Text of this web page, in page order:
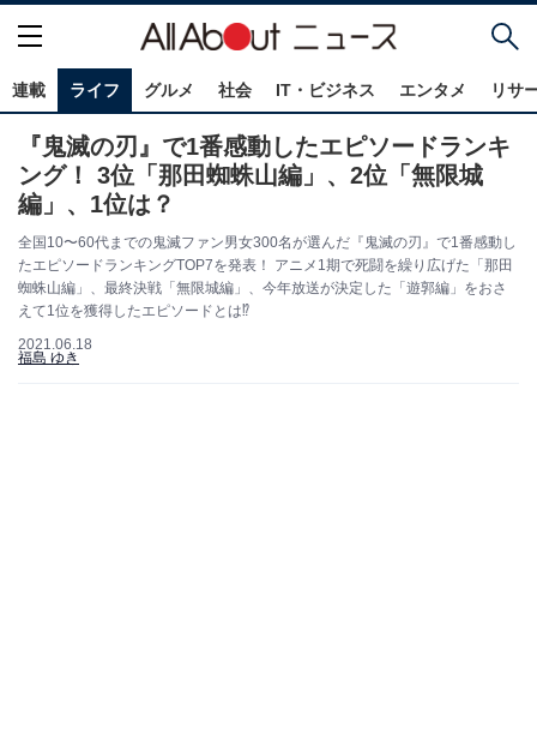
連載 ライフ グルメ 社会 IT・ビジネス エンタメ リサ
『鬼滅の刃』で1番感動したエピソードランキ
ング！ 3位「那田蜘蛛山編」、2位「無限城
編」、1位は？
全国10〜60代までの鬼滅ファン男女300名が選んだ『鬼滅の刃』で1番感動し
たエピソードランキングTOP7を発表！ アニメ1期で死闘を繰り広げた「那田
蜘蛛山編」、最終決戦「無限城編」、今年放送が決定した「遊郭編」をおさ
えて1位を獲得したエピソードとは⁉
2021.06.18
福島 ゆき